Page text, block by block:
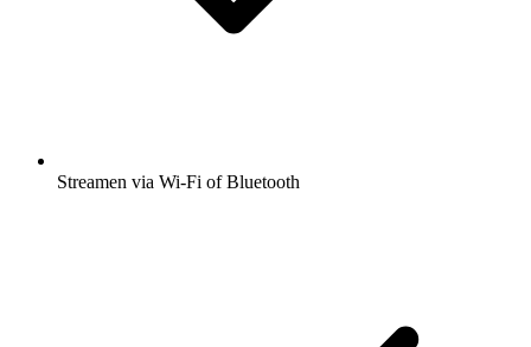
Streamen via Wi-Fi of Bluetooth